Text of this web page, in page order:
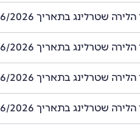
שטרלינג בתאריך 08/06/2026 הוא 3.9241
שטרלינג בתאריך 09/06/2026 הוא 3.9365
שטרלינג בתאריך 10/06/2026 הוא 3.9814
שטרלינג בתאריך 11/06/2026 הוא 3.9624